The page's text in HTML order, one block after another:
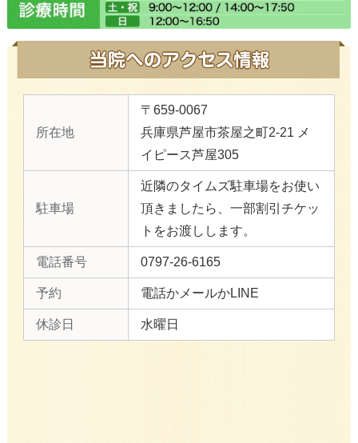
所在地
〒659-0067
兵庫県芦屋市茶屋之町2-21 メ
イピース芦屋305
駐車場
近隣のタイムズ駐車場をお使い
頂きましたら、一部割引チケッ
トをお渡しします。
電話番号 0797-26-6165
予約 電話かメールかLINE
休診日 水曜日